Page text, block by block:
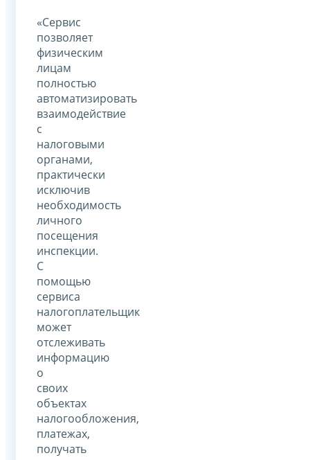
«Сервис
позволяет
физическим
лицам
полностью
автоматизировать
взаимодействие
с
налоговыми
органами,
практически
исключив
необходимость
личного
посещения
инспекции.
С
помощью
сервиса
налогоплательщик
может
отслеживать
информацию
о
своих
объектах
налогообложения,
платежах,
получать